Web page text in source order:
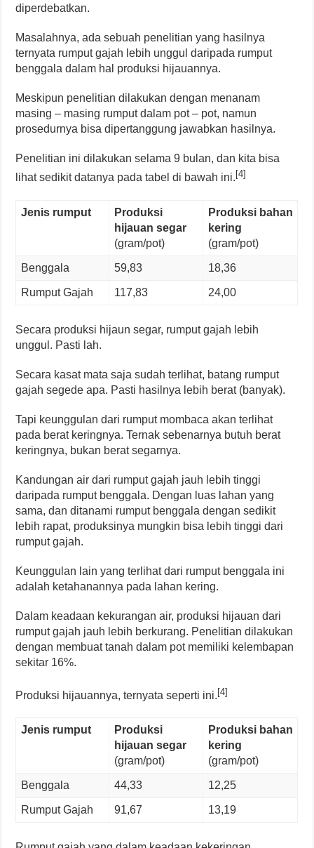
diperdebatkan.
Masalahnya, ada sebuah penelitian yang hasilnya
ternyata rumput gajah lebih unggul daripada rumput
benggala dalam hal produksi hijauannya.
Meskipun penelitian dilakukan dengan menanam
masing – masing rumput dalam pot – pot, namun
prosedurnya bisa dipertanggung jawabkan hasilnya.
Penelitian ini dilakukan selama 9 bulan, dan kita bisa
lihat sedikit datanya pada tabel di bawah ini. [4]
Jenis rumput
Produksi
hijauan segar
(gram/pot)
Produksi bahan
kering
(gram/pot)
Benggala 59,83 18,36
Rumput Gajah 117,83 24,00
Secara produksi hijaun segar, rumput gajah lebih
unggul. Pasti lah.
Secara kasat mata saja sudah terlihat, batang rumput
gajah segede apa. Pasti hasilnya lebih berat (banyak).
Tapi keunggulan dari rumput mombaca akan terlihat
pada berat keringnya. Ternak sebenarnya butuh berat
keringnya, bukan berat segarnya.
Kandungan air dari rumput gajah jauh lebih tinggi
daripada rumput benggala. Dengan luas lahan yang
sama, dan ditanami rumput benggala dengan sedikit
lebih rapat, produksinya mungkin bisa lebih tinggi dari
rumput gajah.
Keunggulan lain yang terlihat dari rumput benggala ini
adalah ketahanannya pada lahan kering.
Dalam keadaan kekurangan air, produksi hijauan dari
rumput gajah jauh lebih berkurang. Penelitian dilakukan
dengan membuat tanah dalam pot memiliki kelembapan
sekitar 16%.
Produksi hijauannya, ternyata seperti ini.[4]
Jenis rumput
Produksi
hijauan segar
(gram/pot)
Produksi bahan
kering
(gram/pot)
Benggala 44,33 12,25
Rumput Gajah 91,67 13,19